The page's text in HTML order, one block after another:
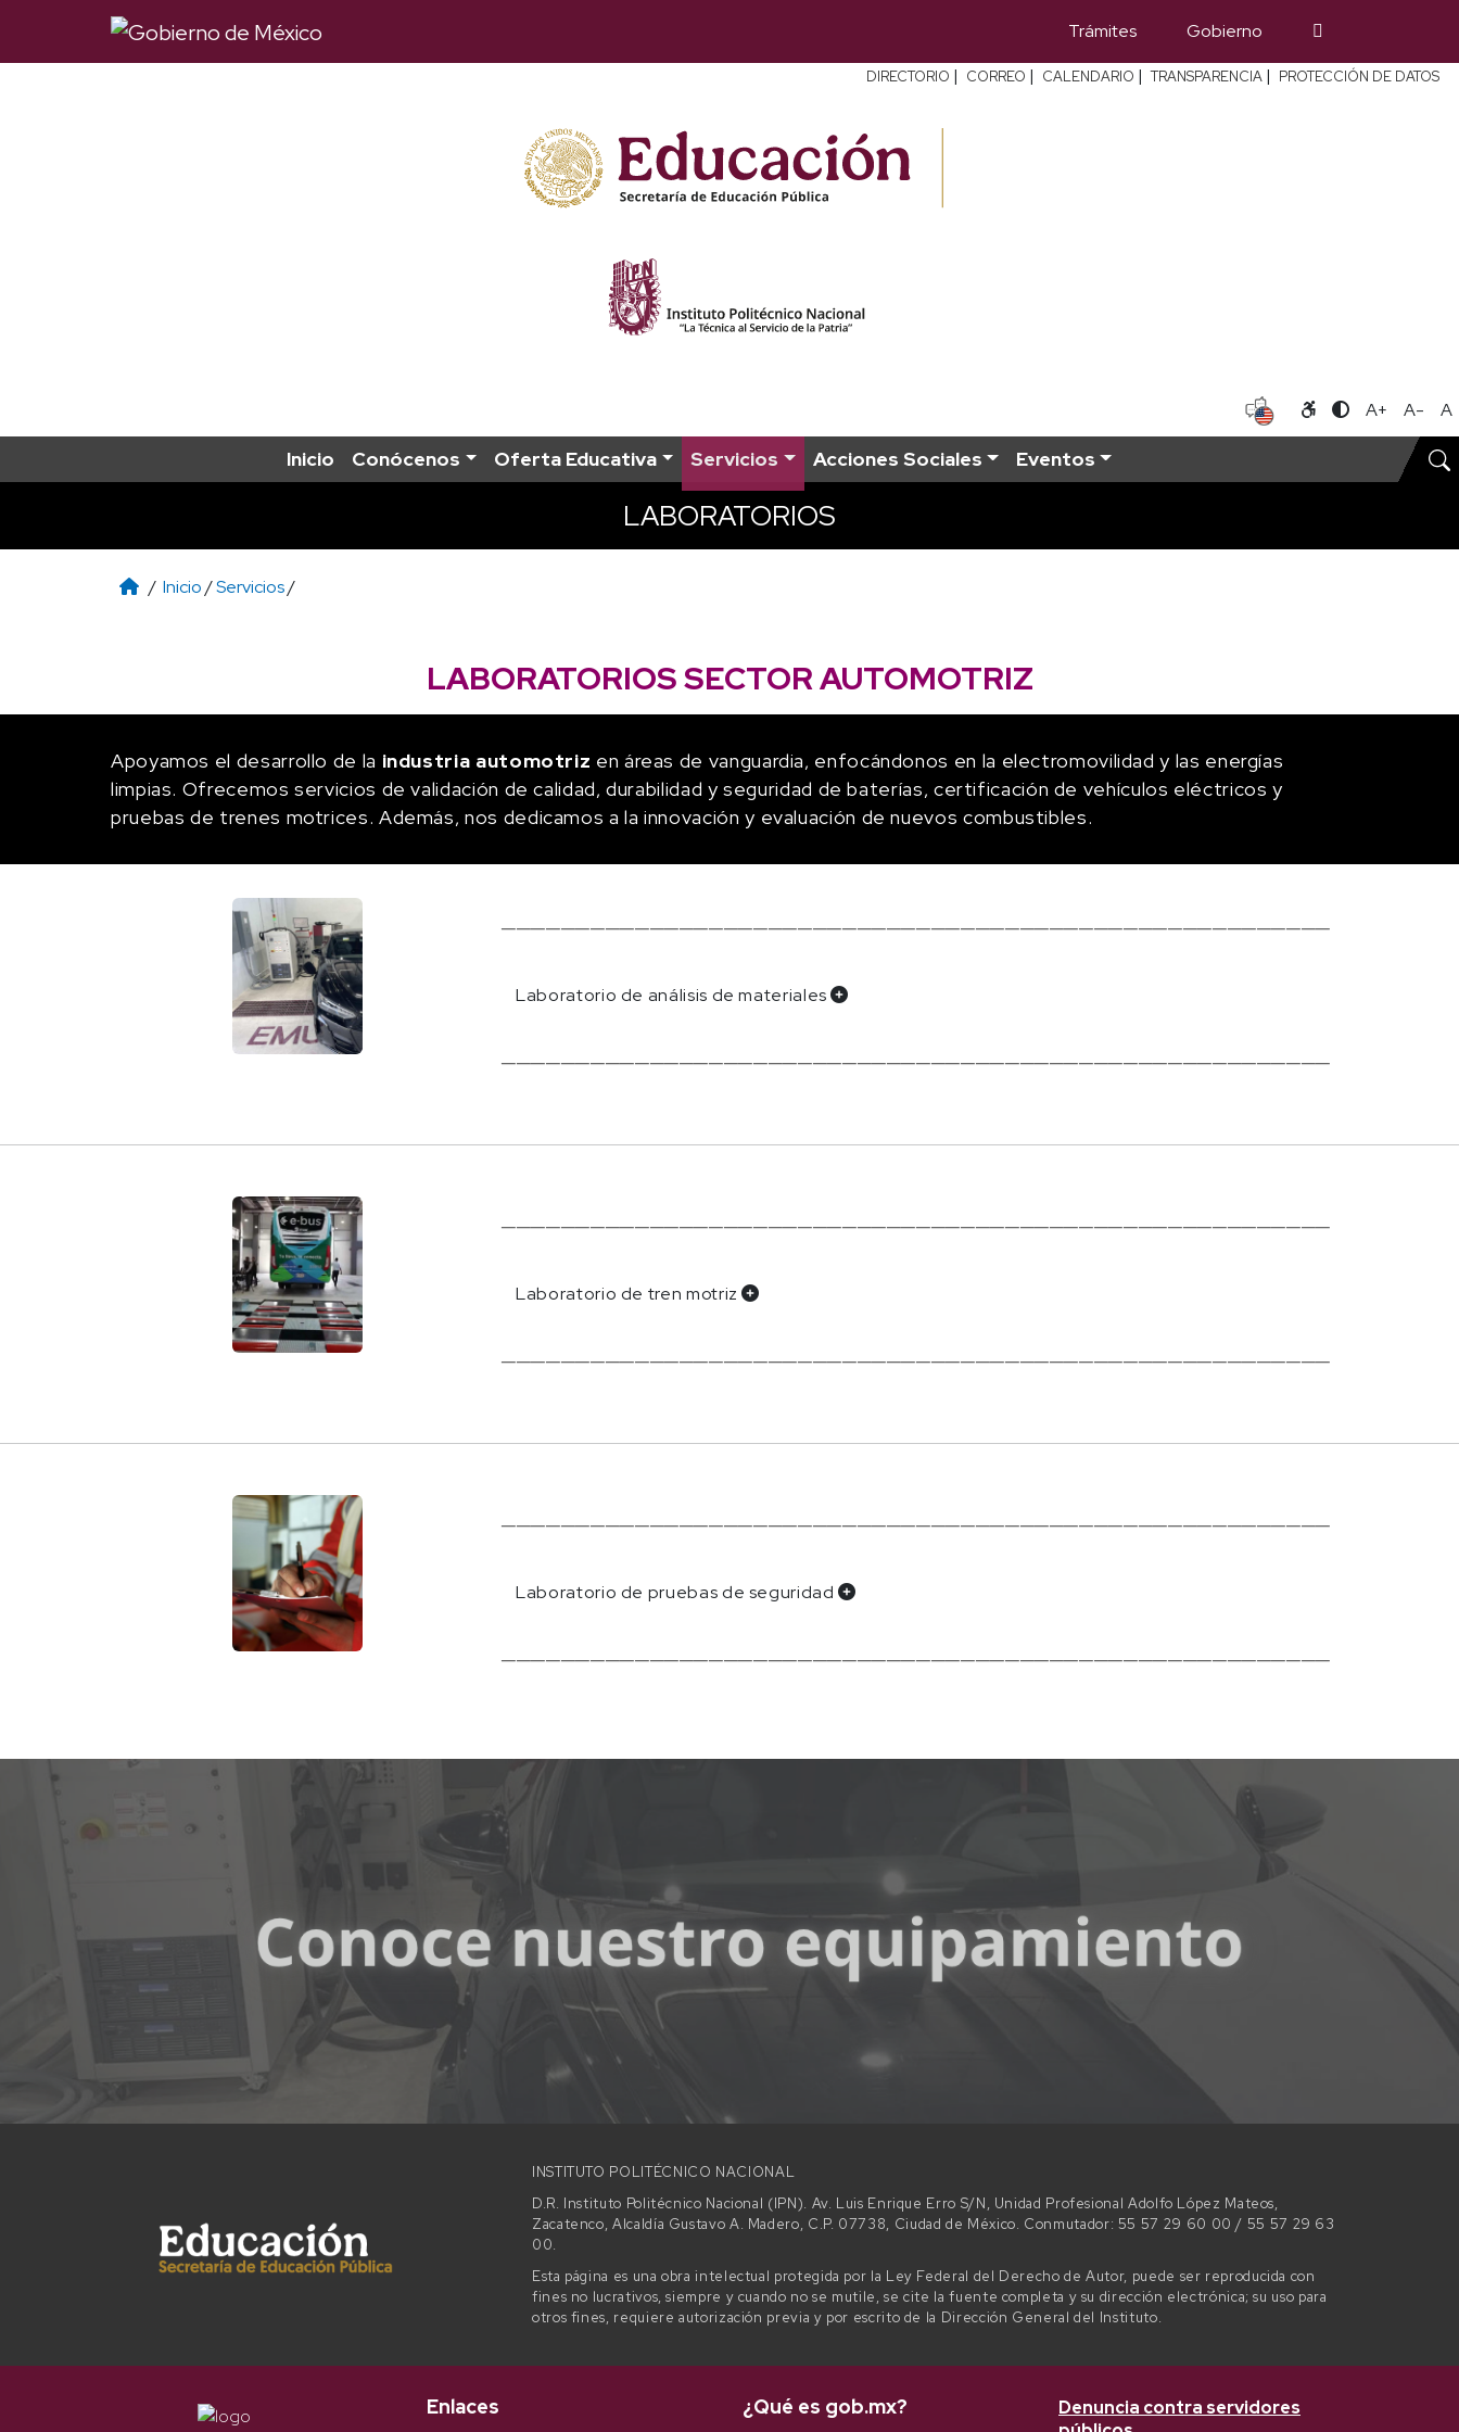
Trámites Gobierno
DIRECTORIO | CORREO | CALENDARIO | TRANSPARENCIA | PROTECCIÓN DE DATOS
A+ A- A
Inicio Conócenos Oferta Educativa Servicios Acciones Sociales Eventos
LABORATORIOS
/ Inicio/Servicios/
LABORATORIOS SECTOR AUTOMOTRIZ
Apoyamos el desarrollo de la industria automotriz en áreas de vanguardia, enfocándonos en la electromovilidad y las energías
limpias. Ofrecemos servicios de validación de calidad, durabilidad y seguridad de baterías, certificación de vehículos eléctricos y
pruebas de trenes motrices. Además, nos dedicamos a la innovación y evaluación de nuevos combustibles.
────────────────────────────────────────────────────────
Laboratorio de análisis de materiales
────────────────────────────────────────────────────────
────────────────────────────────────────────────────────
Laboratorio de tren motriz
────────────────────────────────────────────────────────
────────────────────────────────────────────────────────
Laboratorio de pruebas de seguridad
────────────────────────────────────────────────────────
INSTITUTO POLITÉCNICO NACIONAL
D.R. Instituto Politécnico Nacional (IPN). Av. Luis Enrique Erro S/N, Unidad Profesional Adolfo López Mateos,
Zacatenco, Alcaldía Gustavo A. Madero, C.P. 07738, Ciudad de México. Conmutador: 55 57 29 60 00 / 55 57 29 63
00.
Esta página es una obra intelectual protegida por la Ley Federal del Derecho de Autor, puede ser reproducida con
fines no lucrativos, siempre y cuando no se mutile, se cite la fuente completa y su dirección electrónica; su uso para
otros fines, requiere autorización previa y por escrito de la Dirección General del Instituto.
Enlaces ¿Qué es gob.mx?
Denuncia contra servidores